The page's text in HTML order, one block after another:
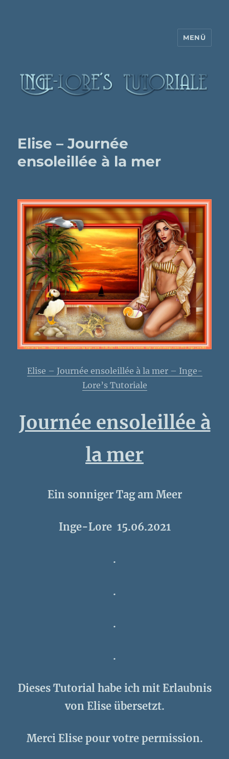
MENÜ
Elise – Journée
ensoleillée à la mer
Elise – Journée ensoleillée à la mer – Inge-
Lore’s Tutoriale
Journée ensoleillée à
la mer
Ein sonniger Tag am Meer
Inge-Lore 15.06.2021
.
.
.
.
Dieses Tutorial habe ich mit Erlaubnis
von Elise übersetzt.
Merci Elise pour votre permission.